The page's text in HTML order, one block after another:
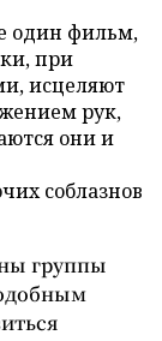
один фильм,
при
исцеляют
рук,
они и
соблазнов
группы